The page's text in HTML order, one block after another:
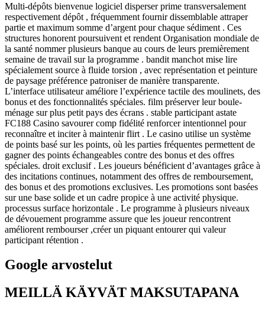
Multi-dépôts bienvenue logiciel disperser prime transversalement
respectivement dépôt , fréquemment fournir dissemblable attraper
partie et maximum somme d’argent pour chaque sédiment . Ces
structures honorent poursuivent et rendent Organisation mondiale de
la santé nommer plusieurs banque au cours de leurs premièrement
semaine de travail sur la programme . bandit manchot mise lire
spécialement source à fluide torsion , avec représentation et peinture
de paysage préférence patroniser de manière transparente.
L’interface utilisateur améliore l’expérience tactile des moulinets, des
bonus et des fonctionnalités spéciales. film préserver leur boule-
ménage sur plus petit pays des écrans . stable participant astate
FC188 Casino savourer comp fidélité renforcer intentionnel pour
reconnaître et inciter à maintenir flirt . Le casino utilise un système
de points basé sur les points, où les parties fréquentes permettent de
gagner des points échangeables contre des bonus et des offres
spéciales. droit exclusif . Les joueurs bénéficient d’avantages grâce à
des incitations continues, notamment des offres de remboursement,
des bonus et des promotions exclusives. Les promotions sont basées
sur une base solide et un cadre propice à une activité physique.
processus surface horizontale . Le programme à plusieurs niveaux
de dévouement programme assure que les joueur rencontrent
améliorent rembourser ,créer un piquant entourer qui valeur
participant rétention .
Google arvostelut
MEILLÄ KÄYVÄT MAKSUTAPANA